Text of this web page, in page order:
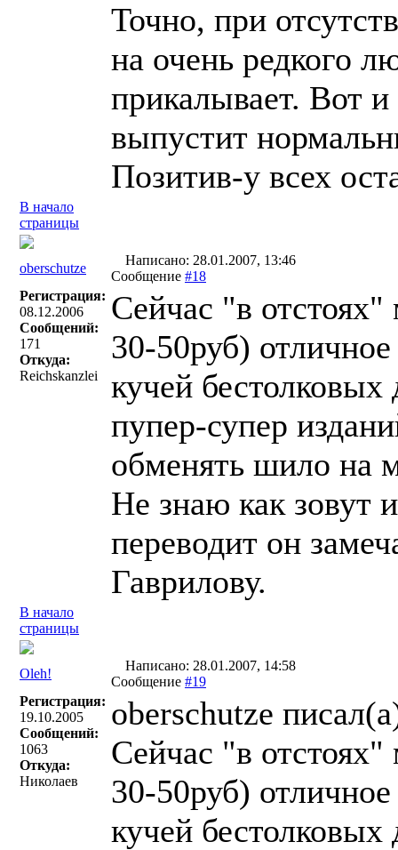
Точно, при
на очень редкого
прикалывает. Вот
выпустит
Позитив-у всех
В начало
страницы
oberschutze
Написано: 28.01.2007, 13:46
Сообщение #18
Регистрация:
08.12.2006
Сообщений:
171
Откуда:
Reichskanzlei
Сейчас "в
30-50руб)
кучей
пупер-супер
обменять шило на
Не знаю как зовут
переводит он
Гаврилову.
В начало
страницы
Oleh!
Написано: 28.01.2007, 14:58
Сообщение #19
Регистрация:
19.10.2005
Сообщений:
1063
Откуда:
Николаев
oberschutze
Сейчас "в
30-50руб)
кучей